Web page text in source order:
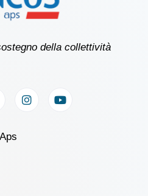
della collettività